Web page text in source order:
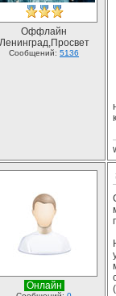
Оффлайн
Ленинград,Просвет
Сообщений: 5136
Онлайн